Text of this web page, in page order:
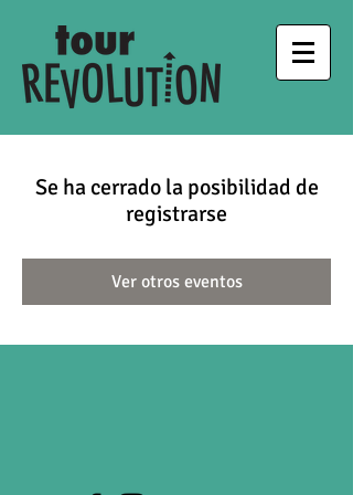
Se ha cerrado la posibilidad de
registrarse
Ver otros eventos